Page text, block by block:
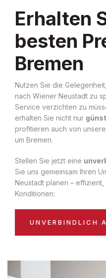
Erhalten
besten
Bremen
Nutzen Sie die
nach Wiener Neustadt zu
Service verzichten zu
erhalten Sie nicht nur
profitieren auch von
um Bremen.
Stellen Sie jetzt eine
Sie uns gemeinsam Ihren
Neustadt planen –
Konditionen:
UNVERBINDLICH